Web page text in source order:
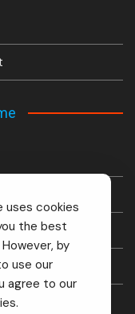
uses cookies
the best
by
use our
agree to our